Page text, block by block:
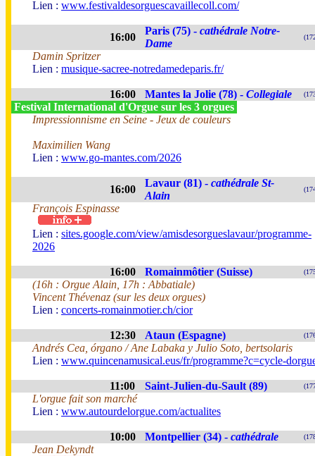
Lien : www.festivaldesorguescavaillecoll.com/
16:00
Paris (75) - cathédrale Notre-
Dame
Damin Spritzer
Lien : musique-sacree-notredamedeparis.fr/
16:00 Mantes la Jolie (78) - Collegiale
Festival International d'Orgue sur les 3 orgues
Impressionnisme en Seine - Jeux de couleurs
Maximilien Wang
Lien : www.go-mantes.com/2026
16:00
Lavaur (81) - cathédrale St-
Alain
François Espinasse
Lien : sites.google.com/view/amisdesorgueslavaur/programme-
2026
16:00 Romainmôtier (Suisse)
(16h : Orgue Alain, 17h : Abbatiale)
Vincent Thévenaz (sur les deux orgues)
Lien : concerts-romainmotier.ch/cior
12:30 Ataun (Espagne)
Andrés Cea, órgano / Ane Labaka y Julio Soto, bertsolaris
Lien : www.quincenamusical.eus/fr/programme?c=cycle-
11:00 Saint-Julien-du-Sault (89)
L'orgue fait son marché
Lien : www.autourdelorgue.com/actualites
10:00 Montpellier (34) - cathédrale
Jean Dekyndt